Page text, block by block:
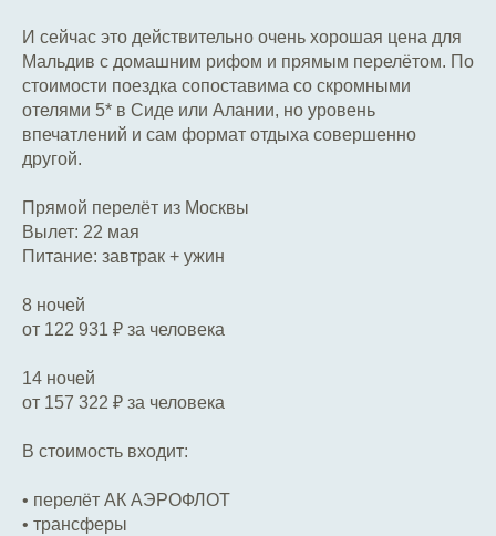
И сейчас это действительно очень хорошая цена для
Мальдив с домашним рифом и прямым перелётом. По
стоимости поездка сопоставима со скромными
отелями 5* в Сиде или Алании, но уровень
впечатлений и сам формат отдыха совершенно
другой.
Прямой перелёт из Москвы
Вылет: 22 мая
Питание: завтрак + ужин
8 ночей
от 122 931 ₽ за человека
14 ночей
от 157 322 ₽ за человека
В стоимость входит:
• перелёт АК АЭРОФЛОТ
• трансферы